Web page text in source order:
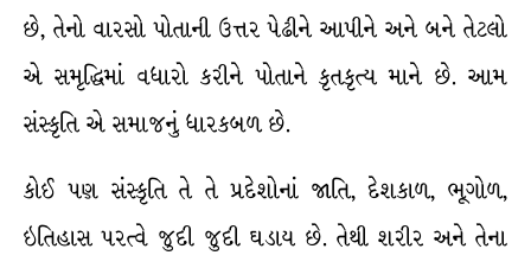
છે, તેનો વારસો પોતાની ઉત્તર પેઢીને આપીને અને બને તેટલો
એ સમૃદ્ધિમાં વધારો કરીને પોતાને કૃતકૃત્ય માને છે. આમ
સંસ્કૃતિ એ સમાજનું ધારકબળ છે.
કોઈ પણ સંસ્કૃતિ તે તે પ્રદેશોનાં જાતિ, દેશકાળ, ભૂગોળ,
ઇતિહાસ પરત્વે જુદી જુદી ઘડાય છે. તેથી શરીર અને તેના